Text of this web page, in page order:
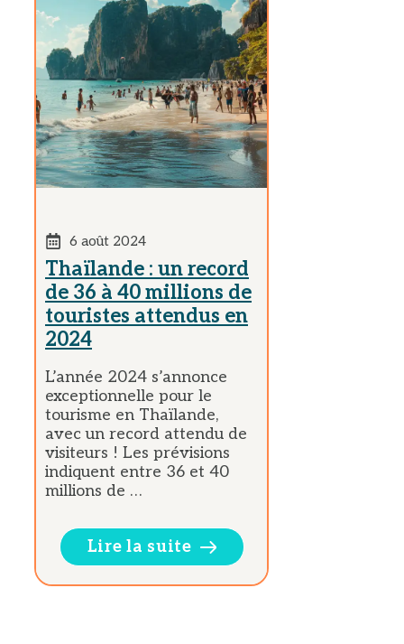
6 août 2024
Thaïlande : un record
de 36 à 40 millions de
touristes attendus en
2024
L’année 2024 s’annonce
exceptionnelle pour le
tourisme en Thaïlande,
avec un record attendu de
visiteurs ! Les prévisions
indiquent entre 36 et 40
millions de …
Lire la suite